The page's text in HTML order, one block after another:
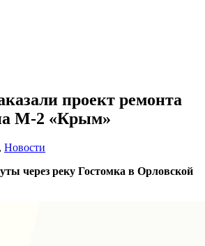
проект ремонта
М-2 «Крым»
, Новости
через реку Гостомка в Орловской